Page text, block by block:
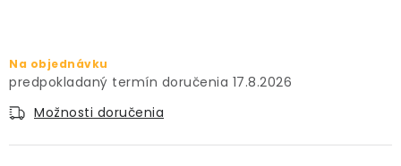
KVETINÁČE A OBALY NA RASTLINY
ZNAČKY
Na objednávku
17.8.2026
Možnosti doručenia